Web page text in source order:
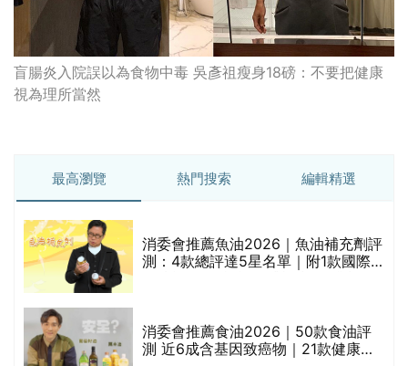
盲腸炎入院誤以為食物中毒 吳彥祖瘦身18磅：不要把健康
視為理所當然
最高瀏覽 熱門搜索 編輯精選
消委會推薦魚油2026｜魚油補充劑評
測：4款總評達5星名單｜附1款國際
消委會推薦食油2026｜50款食油評
測 近6成含基因致癌物｜21款健康煮